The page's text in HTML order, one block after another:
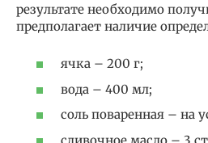
результате необходимо
предполагает наличие
ячка – 200 г;
вода – 400 мл;
соль поваренная – на